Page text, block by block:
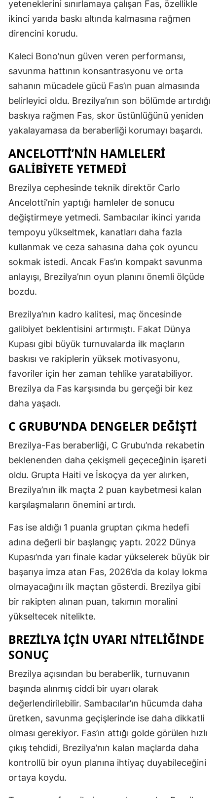
yeteneklerini sınırlamaya çalışan Fas, özellikle
ikinci yarıda baskı altında kalmasına rağmen
direncini korudu.
Kaleci Bono’nun güven veren performansı,
savunma hattının konsantrasyonu ve orta
sahanın mücadele gücü Fas’ın puan almasında
belirleyici oldu. Brezilya’nın son bölümde artırdığı
baskıya rağmen Fas, skor üstünlüğünü yeniden
yakalayamasa da beraberliği korumayı başardı.
ANCELOTTI’NIN HAMLELERI
GALIBIYETE YETMEDI
Brezilya cephesinde teknik direktör Carlo
Ancelotti’nin yaptığı hamleler de sonucu
değiştirmeye yetmedi. Sambacılar ikinci yarıda
tempoyu yükseltmek, kanatları daha fazla
kullanmak ve ceza sahasına daha çok oyuncu
sokmak istedi. Ancak Fas’ın kompakt savunma
anlayışı, Brezilya’nın oyun planını önemli ölçüde
bozdu.
Brezilya’nın kadro kalitesi, maç öncesinde
galibiyet beklentisini artırmıştı. Fakat Dünya
Kupası gibi büyük turnuvalarda ilk maçların
baskısı ve rakiplerin yüksek motivasyonu,
favoriler için her zaman tehlike yaratabiliyor.
Brezilya da Fas karşısında bu gerçeği bir kez
daha yaşadı.
C GRUBU’NDA DENGELER DEĞIŞTI
Brezilya-Fas beraberliği, C Grubu’nda rekabetin
beklenenden daha çekişmeli geçeceğinin işareti
oldu. Grupta Haiti ve İskoçya da yer alırken,
Brezilya’nın ilk maçta 2 puan kaybetmesi kalan
karşılaşmaların önemini artırdı.
Fas ise aldığı 1 puanla gruptan çıkma hedefi
adına değerli bir başlangıç yaptı. 2022 Dünya
Kupası’nda yarı finale kadar yükselerek büyük bir
başarıya imza atan Fas, 2026’da da kolay lokma
olmayacağını ilk maçtan gösterdi. Brezilya gibi
bir rakipten alınan puan, takımın moralini
yükseltecek nitelikte.
BREZILYA IÇIN UYARI NITELIĞINDE
SONUÇ
Brezilya açısından bu beraberlik, turnuvanın
başında alınmış ciddi bir uyarı olarak
değerlendirilebilir. Sambacılar’ın hücumda daha
üretken, savunma geçişlerinde ise daha dikkatli
olması gerekiyor. Fas’ın attığı golde görülen hızlı
çıkış tehdidi, Brezilya’nın kalan maçlarda daha
kontrollü bir oyun planına ihtiyaç duyabileceğini
ortaya koydu.